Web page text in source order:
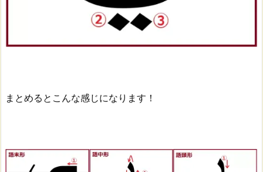
まとめるとこんな感じになります！